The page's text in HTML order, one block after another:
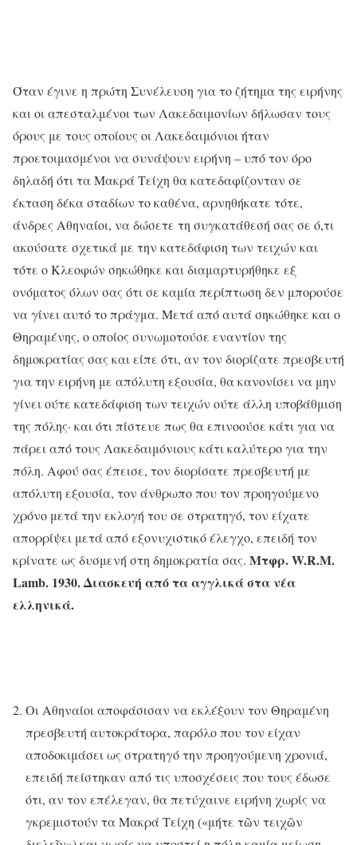
Όταν έγινε η πρώτη Συνέλευση για το ζήτημα της ειρήνης
και οι απεσταλμένοι των Λακεδαιμονίων δήλωσαν τους
όρους με τους οποίους οι Λακεδαιμόνιοι ήταν
προετοιμασμένοι να συνάψουν ειρήνη – υπό τον όρο
δηλαδή ότι τα Μακρά Τείχη θα κατεδαφίζονταν σε
έκταση δέκα σταδίων το καθένα, αρνηθήκατε τότε,
άνδρες Αθηναίοι, να δώσετε τη συγκατάθεσή σας σε ό,τι
ακούσατε σχετικά με την κατεδάφιση των τειχών και
τότε ο Κλεοφών σηκώθηκε και διαμαρτυρήθηκε εξ
ονόματος όλων σας ότι σε καμία περίπτωση δεν μπορούσε
να γίνει αυτό το πράγμα. Μετά από αυτά σηκώθηκε και ο
Θηραμένης, ο οποίος συνωμοτούσε εναντίον της
δημοκρατίας σας και είπε ότι, αν τον διορίζατε πρεσβευτή
για την ειρήνη με απόλυτη εξουσία, θα κανονίσει να μην
γίνει ούτε κατεδάφιση των τειχών ούτε άλλη υποβάθμιση
της πόλης· και ότι πίστευε πως θα επινοούσε κάτι για να
πάρει από τους Λακεδαιμόνιους κάτι καλύτερο για την
πόλη. Αφού σας έπεισε, τον διορίσατε πρεσβευτή με
απόλυτη εξουσία, τον άνθρωπο που τον προηγούμενο
χρόνο μετά την εκλογή του σε στρατηγό, τον είχατε
απορρίψει μετά από εξονυχιστικό έλεγχο, επειδή τον
κρίνατε ως δυσμενή στη δημοκρατία σας. Μτφρ. W.R.M.
Lamb. 1930. Διασκευή από τα αγγλικά στα νέα
ελληνικά.
Οι Αθηναίοι αποφάσισαν να εκλέξουν τον Θηραμένη
πρεσβευτή αυτοκράτορα, παρόλο που τον είχαν
αποδοκιμάσει ως στρατηγό την προηγούμενη χρονιά,
επειδή πείστηκαν από τις υποσχέσεις που τους έδωσε
ότι, αν τον επέλεγαν, θα πετύχαινε ειρήνη χωρίς να
γκρεμιστούν τα Μακρά Τείχη («μήτε τῶν τειχῶν